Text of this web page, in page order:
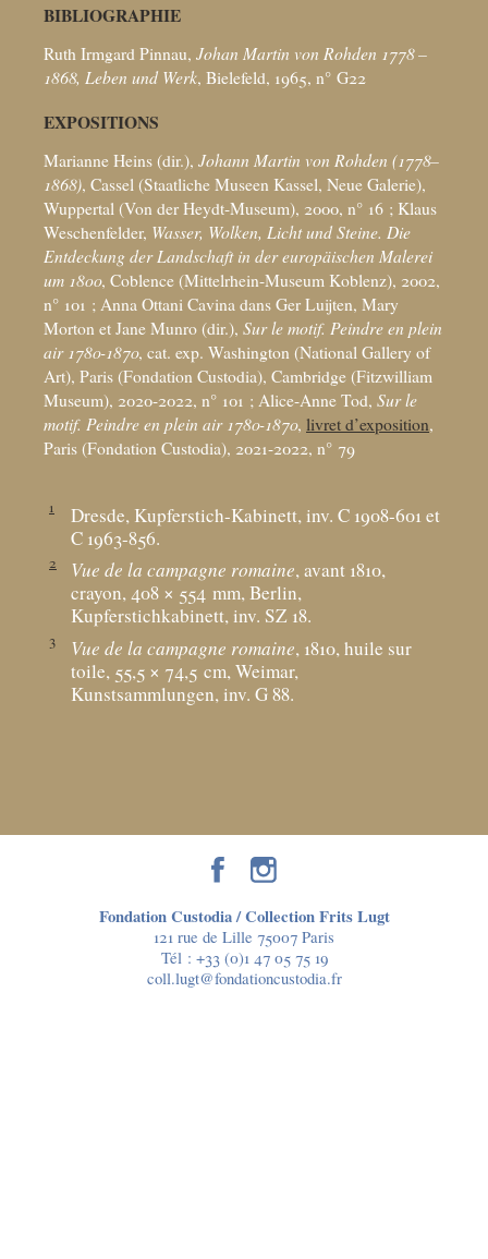
BIBLIOGRAPHIE
Ruth Irmgard Pinnau, Johan Martin von Rohden 1778 –
1868, Leben und Werk, Bielefeld, 1965, n° G22
EXPOSITIONS
Marianne Heins (dir.), Johann Martin von Rohden (1778–
1868), Cassel (Staatliche Museen Kassel, Neue Galerie),
Wuppertal (Von der Heydt-Museum), 2000, n° 16 ; Klaus
Weschenfelder, Wasser, Wolken, Licht und Steine. Die
Entdeckung der Landschaft in der europäischen Malerei
um 1800, Coblence (Mittelrhein-Museum Koblenz), 2002,
n° 101 ; Anna Ottani Cavina dans Ger Luijten, Mary
Morton et Jane Munro (dir.), Sur le motif. Peindre en plein
air 1780-1870, cat. exp. Washington (National Gallery of
Art), Paris (Fondation Custodia), Cambridge (Fitzwilliam
Museum), 2020-2022, n° 101 ; Alice-Anne Tod, Sur le
motif. Peindre en plein air 1780-1870, livret d’exposition,
Paris (Fondation Custodia), 2021-2022, n° 79
1
Dresde, Kupferstich-Kabinett, inv. C 1908-601 et
C 1963-856.
2 Vue de la campagne romaine, avant 1810,
crayon, 408 × 554 mm, Berlin,
Kupferstichkabinett, inv. SZ 18.
3 Vue de la campagne romaine, 1810, huile sur
toile, 55,5 × 74,5 cm, Weimar,
Kunstsammlungen, inv. G 88.
Fondation Custodia / Collection Frits Lugt
121 rue de Lille 75007 Paris
Tél : +33 (0)1 47 05 75 19
coll.lugt@fondationcustodia.fr